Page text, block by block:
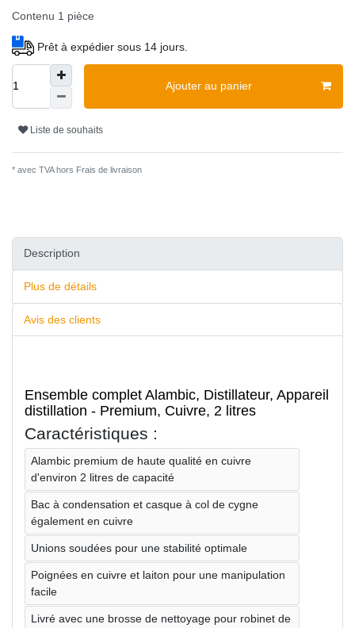
Contenu 1 pièce
Prêt à expédier sous 14 jours.
Ajouter au panier
Liste de souhaits
* avec TVA hors Frais de livraison
Description
Plus de détails
Avis des clients
Ensemble complet Alambic, Distillateur, Appareil
distillation - Premium, Cuivre, 2 litres
Caractéristiques :
Alambic premium de haute qualité en cuivre
d'environ 2 litres de capacité
Bac à condensation et casque à col de cygne
également en cuivre
Unions soudées pour une stabilité optimale
Poignées en cuivre et laiton pour une manipulation
facile
Livré avec une brosse de nettoyage pour robinet de